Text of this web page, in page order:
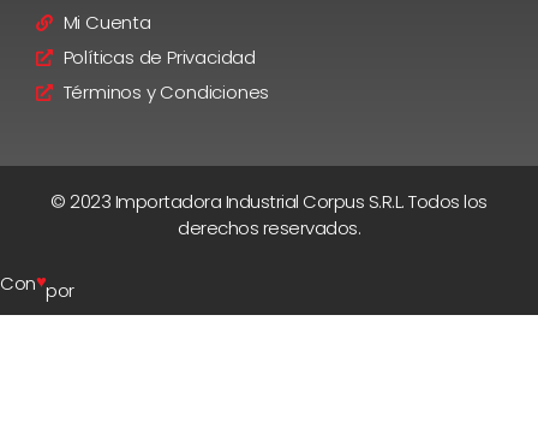
Mi Cuenta
Políticas de Privacidad
Términos y Condiciones
© 2023 Importadora Industrial Corpus S.R.L. Todos los
derechos reservados.
Con♥por